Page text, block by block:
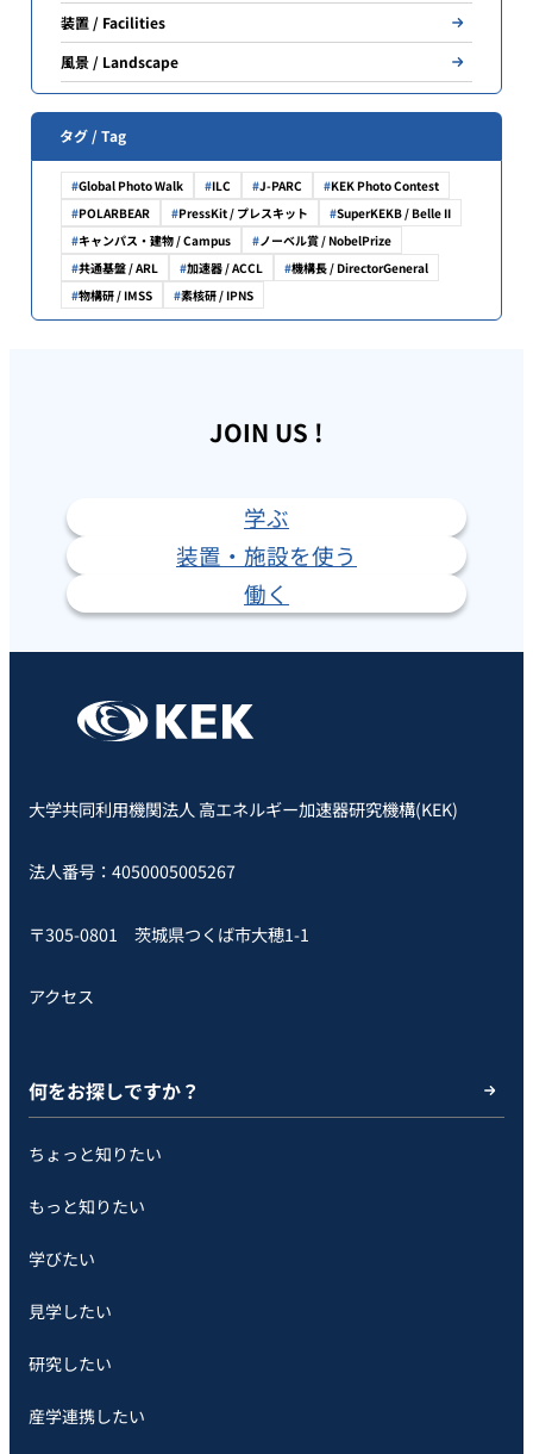
装置 / Facilities
風景 / Landscape
タグ / Tag
Global Photo Walk ILC J-PARC
KEK Photo Contest
POLARBEAR
PressKit / プレスキット
SuperKEKB / Belle II
キャンパス・建物 / Campus
ノーベル賞 / NobelPrize
共通基盤 / ARL
加速器 / ACCL
機構長 / DirectorGeneral
物構研 / IMSS
素核研 / IPNS
JOIN US !
学ぶ
装置・施設を使う
働く
大学共同利用機関法人 高エネルギー加速器研究機構(KEK)
法人番号：4050005005267
〒305-0801 茨城県つくば市大穂1-1
アクセス
何をお探しですか？
ちょっと知りたい
もっと知りたい
学びたい
見学したい
研究したい
産学連携したい